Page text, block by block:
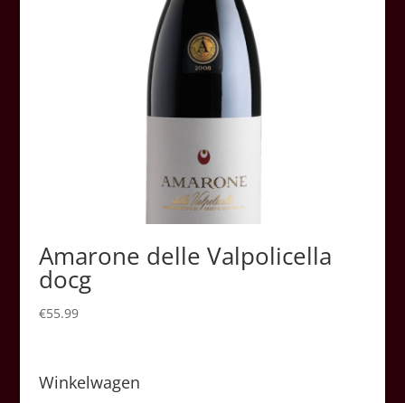
Amarone delle Valpolicella
docg
€55.99
Winkelwagen